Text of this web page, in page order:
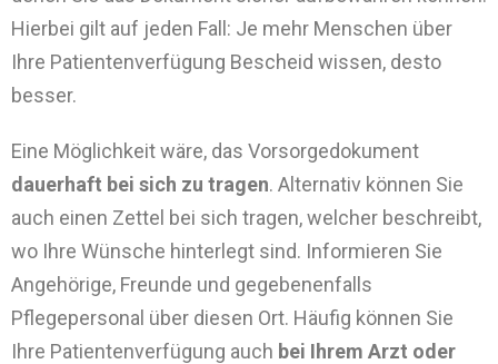
Hierbei gilt auf jeden Fall: Je mehr Menschen über
Ihre Patientenverfügung Bescheid wissen, desto
besser.
Eine Möglichkeit wäre, das Vorsorgedokument
dauerhaft bei sich zu tragen. Alternativ können Sie
auch einen Zettel bei sich tragen, welcher beschreibt,
wo Ihre Wünsche hinterlegt sind. Informieren Sie
Angehörige, Freunde und gegebenenfalls
Pflegepersonal über diesen Ort. Häufig können Sie
Ihre Patientenverfügung auch bei Ihrem Arzt oder